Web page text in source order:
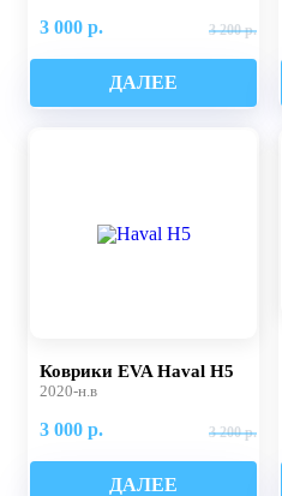
3 000 р. 3 200 р.
ДАЛЕЕ
Коврики EVA Haval H5
2020-н.в
3 000 р. 3 200 р.
ДАЛЕЕ